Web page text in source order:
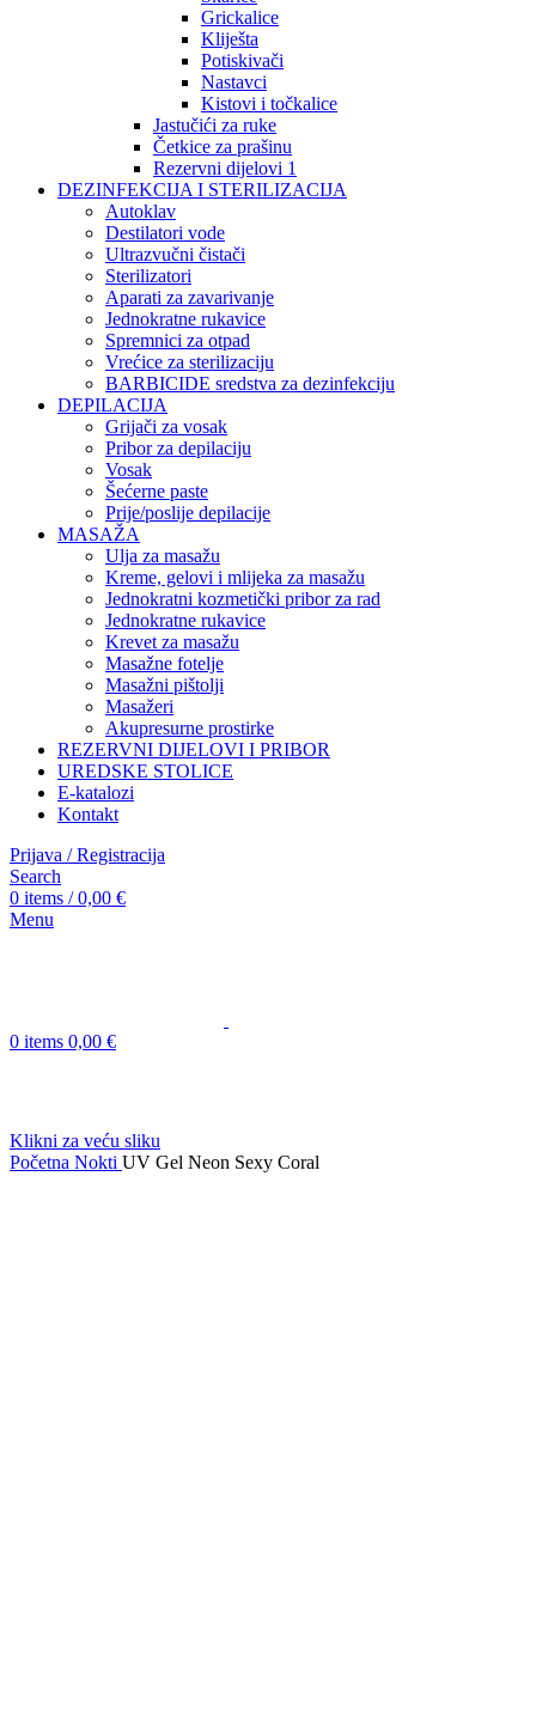
Grickalice
Kliješta
Potiskivači
Nastavci
Kistovi i točkalice
Jastučići za ruke
Četkice za prašinu
Rezervni dijelovi 1
DEZINFEKCIJA I STERILIZACIJA
Autoklav
Destilatori vode
Ultrazvučni čistači
Sterilizatori
Aparati za zavarivanje
Jednokratne rukavice
Spremnici za otpad
Vrećice za sterilizaciju
BARBICIDE sredstva za dezinfekciju
DEPILACIJA
Grijači za vosak
Pribor za depilaciju
Vosak
Šećerne paste
Prije/poslije depilacije
MASAŽA
Ulja za masažu
Kreme, gelovi i mlijeka za masažu
Jednokratni kozmetički pribor za rad
Jednokratne rukavice
Krevet za masažu
Masažne fotelje
Masažni pištolji
Masažeri
Akupresurne prostirke
REZERVNI DIJELOVI I PRIBOR
UREDSKE STOLICE
E-katalozi
Kontakt
Prijava / Registracija
Search
0 items / 0,00 €
Menu
0 items 0,00 €
Klikni za veću sliku
Početna Nokti UV Gel Neon Sexy Coral